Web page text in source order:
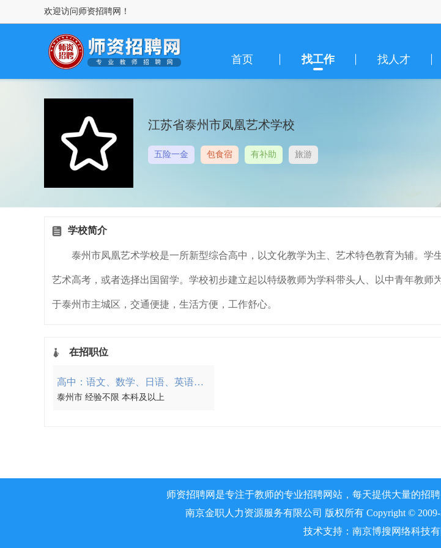
欢迎访问师资招聘网！
首页 找工作 找人才
江苏省泰州市凤凰艺术学校
五险一金 包食宿 有补助 旅游
学校简介
泰州市凤凰艺术学校是一所新型综合高中，以文化教学为主、艺术特色教育为辅。学
艺术高考，或者选择出国留学。学校初步建立起以特级教师为学科带头人、以中青年教师
于泰州市主城区，交通便捷，生活方便，工作舒心。
在招职位
高中：语文、数学、日语、英语、政治、历史、地理、物理、化学、生物、心理
泰州市 经验不限 本科及以上
师资招聘网是专注于教师的专业招聘网站，每天提供大量的招
南京金职人力资源服务有限公司 版权所有 Copyright ©
技术支持： 南京博搜网络科技有